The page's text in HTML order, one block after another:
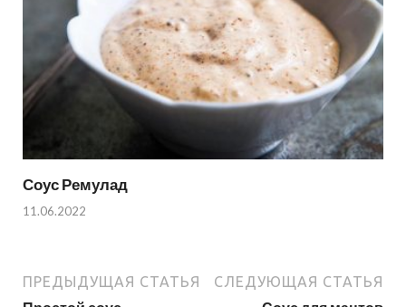
Соус Ремулад
11.06.2022
ПРЕДЫДУЩАЯ СТАТЬЯ СЛЕДУЮЩАЯ СТАТЬЯ